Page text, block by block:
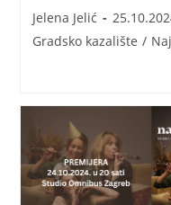
Jelena Jelić
Gradsko kazalište /